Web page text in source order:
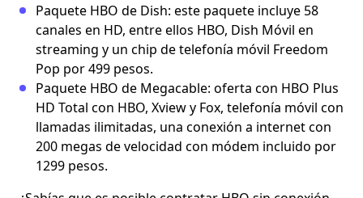
Paquete HBO de Dish: este paquete incluye 58
canales en HD, entre ellos HBO, Dish Móvil en
streaming y un chip de telefonía móvil Freedom
Pop por 499 pesos.
Paquete HBO de Megacable: oferta con HBO Plus
HD Total con HBO, Xview y Fox, telefonía móvil con
llamadas ilimitadas, una conexión a internet con
200 megas de velocidad con módem incluido por
1299 pesos.